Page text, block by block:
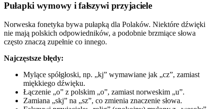
Pułapki wymowy i fałszywi przyjaciele
Norweska fonetyka bywa pułapką dla Polaków. Niektóre dźwięki
nie mają polskich odpowiedników, a podobnie brzmiące słowa
często znaczą zupełnie co innego.
Najczęstsze błędy:
Mylące spółgłoski, np. „kj” wymawiane jak „cz”, zamiast
miękkiego dźwięku.
Łączenie „o” z polskim „o”, zamiast norweskim „u”.
Zamiana „skj” na „sz”, co zmienia znaczenie słowa.